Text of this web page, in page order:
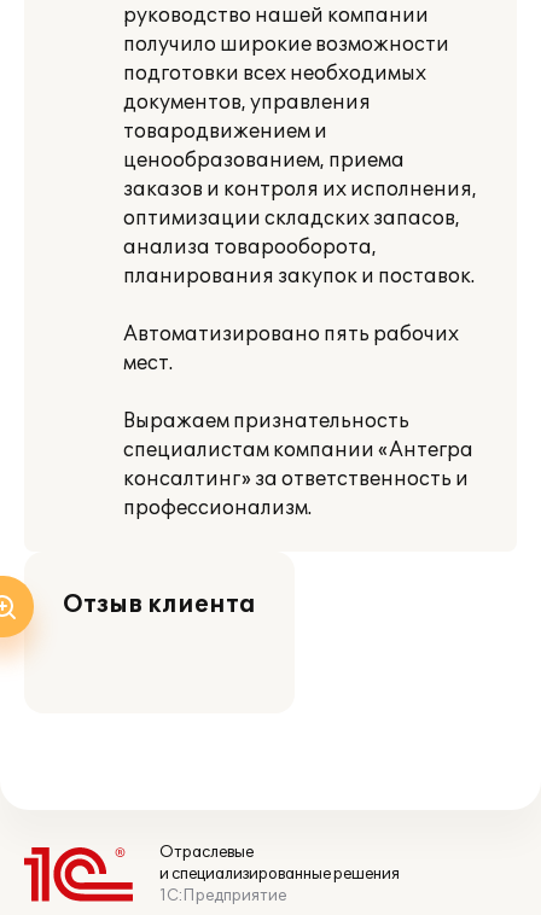
руководство нашей компании
получило широкие возможности
подготовки всех необходимых
документов, управления
товародвижением и
ценообразованием, приема
заказов и контроля их исполнения,
оптимизации складских запасов,
анализа товарооборота,
планирования закупок и поставок.
Автоматизировано пять рабочих
мест.
Выражаем признательность
специалистам компании «Антегра
консалтинг» за ответственность и
профессионализм.
Отзыв клиента
Отраслевые
и специализированные решения
1С:Предприятие